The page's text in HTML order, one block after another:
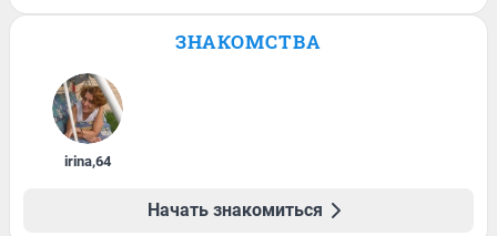
ЗНАКОМСТВА
irina,64
Начать знакомиться